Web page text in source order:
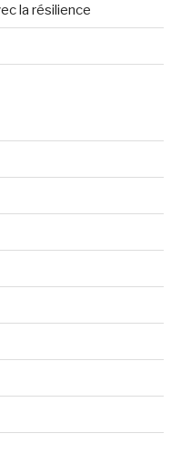
la résilience